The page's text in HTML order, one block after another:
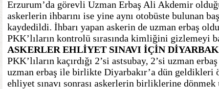
Erzurum’da görevli Uzman Erbaş Ali Akdemir
askerlerin ihbarını ise yine aynı otobüste bulunan
kaydedildi. İhbarı yapan askerin de uzman erbaş
PKK’lıların kontrolü sırasında kimliğini gizlemeyi
ASKERLER EHLİYET SINAVI İÇİN
PKK’lıların kaçırdığı 2’si astsubay, 2’si uzman
uzman erbaş ile birlikte Diyarbakır’a dün geldikleri
ehliyet sınavı sonrası askerlerin birliklerine